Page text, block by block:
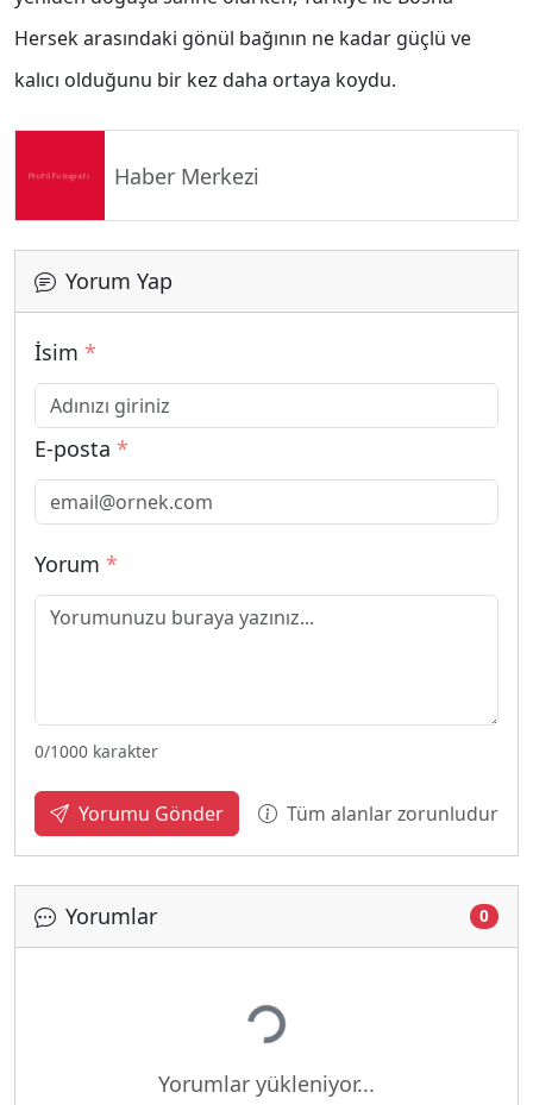
Hersek arasındaki gönül bağının ne kadar güçlü ve
kalıcı olduğunu bir kez daha ortaya koydu.
Haber Merkezi
Yorum Yap
İsim *
E-posta *
Yorum *
0/1000 karakter
Yorumu Gönder Tüm alanlar zorunludur
Yorumlar 0
Yükleniyor...
Yorumlar yükleniyor...